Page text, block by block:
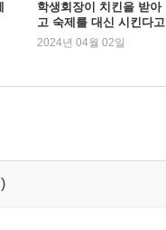
학생회장이 치킨을 받아
고 숙제를 대신 시킨다
2024년 04월 02일